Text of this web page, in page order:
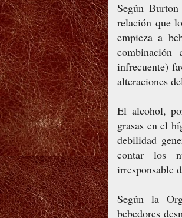
Según
relación que
empieza a
combinación
infrecuente)
alteraciones
El alcohol,
grasas en el
debilidad
contar los
irresponsable
Según la
bebedores